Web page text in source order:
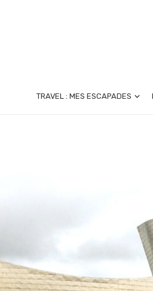
TRAVEL : MES ESCAPADES